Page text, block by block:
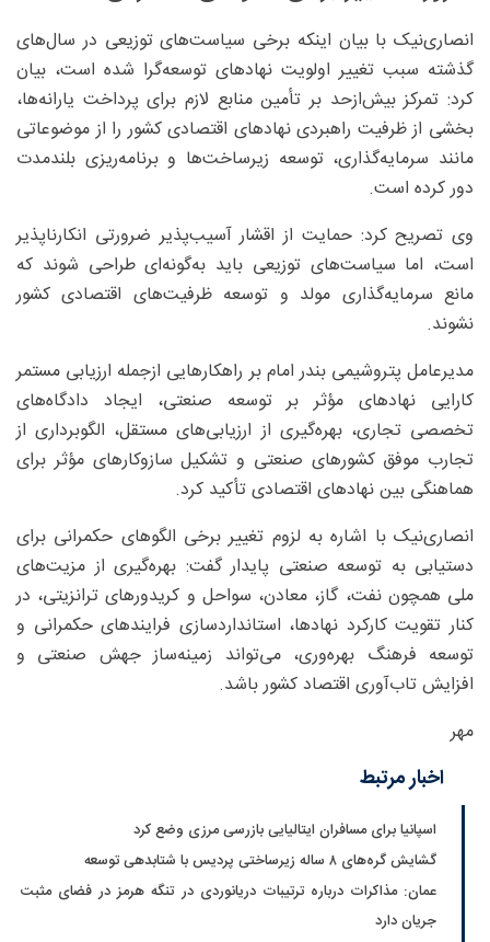
انصاری‌نیک با بیان اینکه برخی سیاست‌های توزیعی در سال‌های
گذشته سبب تغییر اولویت نهادهای توسعه‌گرا شده است، بیان
کرد: تمرکز بیش‌ازحد بر تأمین منابع لازم برای پرداخت یارانه‌ها،
بخشی از ظرفیت راهبردی نهادهای اقتصادی کشور را از موضوعاتی
مانند سرمایه‌گذاری، توسعه زیرساخت‌ها و برنامه‌ریزی بلندمدت
دور کرده است.
وی تصریح کرد: حمایت از اقشار آسیب‌پذیر ضرورتی انکارناپذیر
است، اما سیاست‌های توزیعی باید به‌گونه‌ای طراحی شوند که
مانع سرمایه‌گذاری مولد و توسعه ظرفیت‌های اقتصادی کشور
نشوند.
مدیرعامل پتروشیمی بندر امام بر راهکارهایی ازجمله ارزیابی مستمر
کارایی نهادهای مؤثر بر توسعه صنعتی، ایجاد دادگاه‌های
تخصصی تجاری، بهره‌گیری از ارزیابی‌های مستقل، الگوبرداری از
تجارب موفق کشورهای صنعتی و تشکیل سازوکارهای مؤثر برای
هماهنگی بین نهادهای اقتصادی تأکید کرد.
انصاری‌نیک با اشاره به لزوم تغییر برخی الگوهای حکمرانی برای
دستیابی به توسعه صنعتی پایدار گفت: بهره‌گیری از مزیت‌های
ملی همچون نفت، گاز، معادن، سواحل و کریدورهای ترانزیتی، در
کنار تقویت کارکرد نهادها، استانداردسازی فرایندهای حکمرانی و
توسعه فرهنگ بهره‌وری، می‌تواند زمینه‌ساز جهش صنعتی و
افزایش تاب‌آوری اقتصاد کشور باشد.
مهر
اخبار مرتبط
اسپانیا برای مسافران ایتالیایی بازرسی مرزی وضع کرد
گشایش گره‌های ۸ ساله زیرساختی پردیس با شتابدهی توسعه
عمان: مذاکرات درباره ترتیبات دریانوردی در تنگه هرمز در فضای مثبت
جریان دارد